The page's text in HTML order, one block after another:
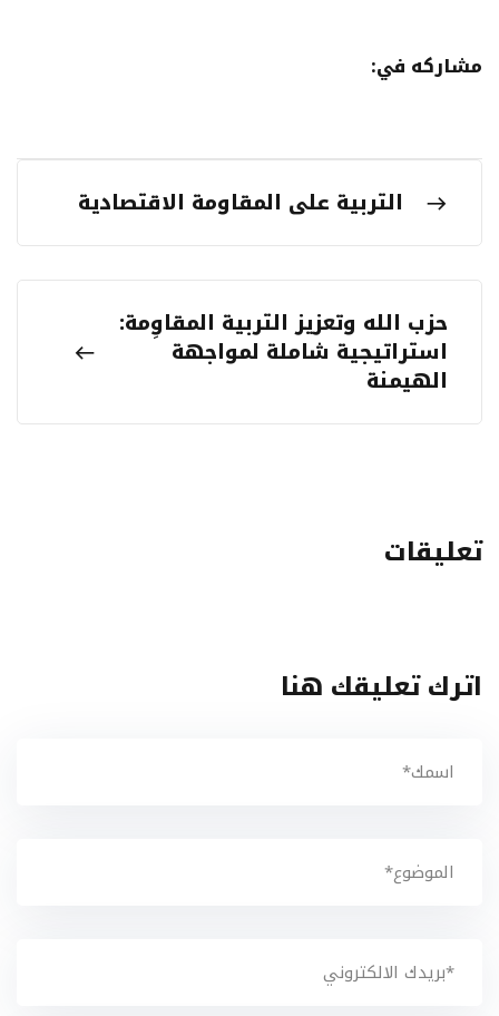
مشاركه في:
التربية على المقاومة الاقتصادية
حزب الله وتعزيز التربية المقاوِمة:
استراتيجية شاملة لمواجهة
الهيمنة
تعليقات
اترك تعليقك هنا